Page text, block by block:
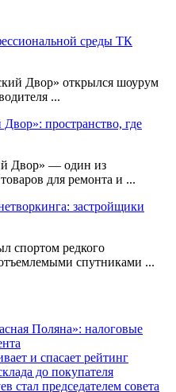
среды ТК
Двор» открылся шоурум
...
пространство, где
Двор» — один из
для ремонта и ...
застройщики
спортом редкого
спутниками ...
Поляна»: налоговые
и спасает рейтинг
до покупателя
стал председателем совета